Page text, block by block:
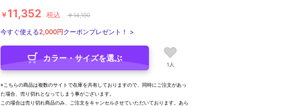
￥11,352 税込 ￥14,190
今すぐ使える2,000円クーポンプレゼント！ >
カラー・サイズを選ぶ
1人
※こちらの商品は複数のサイトで在庫を共有しておりますので、同時にご注文があっ
た場合、売り切れとなってしまう事がございます。
この場合は売り切れ商品のみ、ご注文をキャンセルさせていただいております。あら